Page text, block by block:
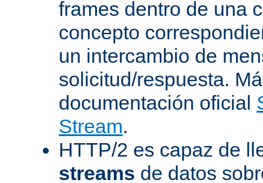
frames dentro de una
concepto
un intercambio de
solicitud/respuesta.
documentación oficial
Stream.
HTTP/2 es capaz de
streams de datos